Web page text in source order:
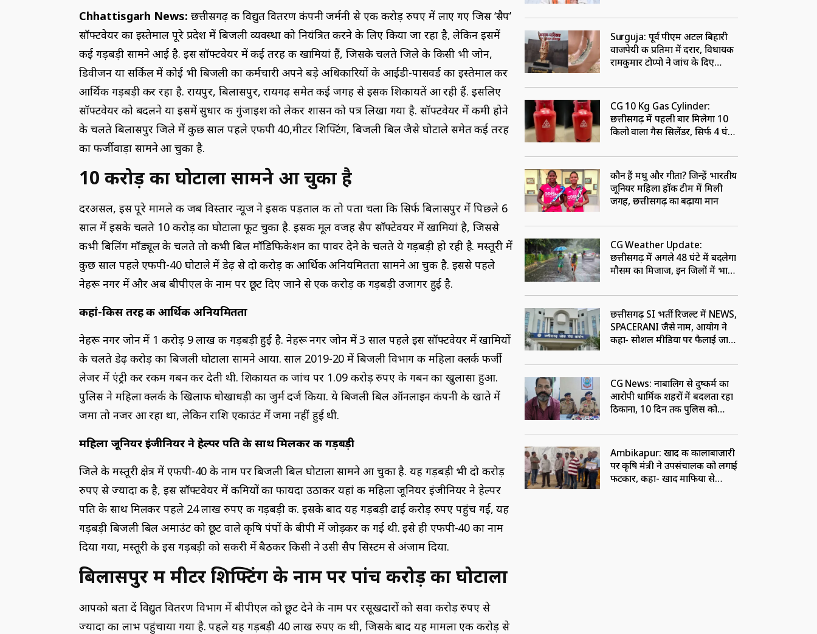
Chhattisgarh News: छत्तीसगढ़ की विद्युत वितरण कंपनी जर्मनी से एक करोड़ रुपए में लाए गए जिस ‘सैप’
सॉफ्टवेयर का इस्तेमाल पूरे प्रदेश में बिजली व्यवस्था को नियंत्रित करने के लिए किया जा रहा है, लेकिन इसमें
कई गड़बड़ी सामने आई है. इस सॉफ्टवेयर में कई तरह की खामियां हैं, जिसके चलते जिले के किसी भी जोन,
डिवीजन या सर्किल में कोई भी बिजली का कर्मचारी अपने बड़े अधिकारियों के आईडी-पासवर्ड का इस्तेमाल कर
आर्थिक गड़बड़ी कर रहा है. रायपुर, बिलासपुर, रायगढ़ समेत कई जगह से इसकी शिकायतें आ रही हैं. इसलिए
सॉफ्टवेयर को बदलने या इसमें सुधार की गुंजाइश को लेकर शासन को पत्र लिखा गया है. सॉफ्टवेयर में कमी होने
के चलते बिलासपुर जिले में कुछ साल पहले एफपी 40,मीटर शिफ्टिंग, बिजली बिल जैसे घोटाले समेत कई तरह
का फर्जीवाड़ा सामने आ चुका है.
10 करोड़ का घोटाला सामने आ चुका है
दरअसल, इस पूरे मामले की जब विस्तार न्यूज ने इसकी पड़ताल की तो पता चला कि सिर्फ बिलासपुर में पिछले 6
साल में इसके चलते 10 करोड़ का घोटाला फूट चुका है. इसकी मूल वजह सैप सॉफ्टेवयर में खामियां है, जिससे
कभी बिलिंग मॉड्यूल के चलते तो कभी बिल मॉडिफिकेशन का पावर देने के चलते ये गड़बड़ी हो रही है. मस्तूरी में
कुछ साल पहले एफपी-40 घोटाले में डेढ़ से दो करोड़ की आर्थिक अनियमितता सामने आ चुकी है. इससे पहले
नेहरू नगर में और अब बीपीएल के नाम पर छूट दिए जाने से एक करोड़ की गड़बड़ी उजागर हुई है.
कहां-किस तरह की आर्थिक अनियमितता
नेहरू नगर जोन में 1 करोड़ 9 लाख की गड़बड़ी हुई है. नेहरू नगर जोन में 3 साल पहले इस सॉफ्टवेयर में खामियों
के चलते डेढ़ करोड़ का बिजली घोटाला सामने आया. साल 2019-20 में बिजली विभाग की महिला क्लर्क फर्जी
लेजर में एंट्री कर रकम गबन कर देती थी. शिकायत की जांच पर 1.09 करोड़ रुपए के गबन का खुलासा हुआ.
पुलिस ने महिला क्लर्क के खिलाफ धोखाधड़ी का जुर्म दर्ज किया. ये बिजली बिल ऑनलाइन कंपनी के खाते में
जमा तो नजर आ रहा था, लेकिन राशि एकाउंट में जमा नहीं हुई थी.
महिला जूनियर इंजीनियर ने हेल्पर पति के साथ मिलकर की गड़बड़ी
जिले के मस्तूरी क्षेत्र में एफपी-40 के नाम पर बिजली बिल घोटाला सामने आ चुका है. यह गड़बड़ी भी दो करोड़
रुपए से ज्यादा की है, इस सॉफ्टवेयर में कमियों का फायदा उठाकर यहां की महिला जूनियर इंजीनियर ने हेल्पर
पति के साथ मिलकर पहले 24 लाख रुपए की गड़बड़ी की. इसके बाद यह गड़बड़ी ढाई करोड़ रुपए पहुंच गई, यह
गड़बड़ी बिजली बिल अमाउंट को छूट वाले कृषि पंपों के बीपी में जोड़कर की गई थी. इसे ही एफपी-40 का नाम
दिया गया, मस्तूरी के इस गड़बड़ी को सकरी में बैठकर किसी ने उसी सैप सिस्टम से अंजाम दिया.
बिलासपुर में मीटर शिफ्टिंग के नाम पर पांच करोड़ का घोटाला
आपको बता दें विद्युत वितरण विभाग में बीपीएल को छूट देने के नाम पर रसूखदारों को सवा करोड़ रुपए से
ज्यादा का लाभ पहुंचाया गया है. पहले यह गड़बड़ी 40 लाख रुपए की थी, जिसके बाद यह मामला एक करोड़ से
Surguja: पूर्व पीएम अटल बिहारी
वाजपेयी की प्रतिमा में दरार, विधायक
रामकुमार टोप्पो ने जांच के दिए
CG 10 Kg Gas Cylinder:
छत्तीसगढ़ में पहली बार मिलेगा 10
किलो वाला गैस सिलेंडर, सिर्फ 4 घंटे
बुकिंग
कौन हैं मधु और गीता? जिन्हें भारतीय
जूनियर महिला हॉकी टीम में मिली
जगह, छत्तीसगढ़ का बढ़ाया मान
CG Weather Update:
छत्तीसगढ़ में अगले 48 घंटे में बदलेगा
मौसम का मिजाज, इन जिलों में भारी
छत्तीसगढ़ SI भर्ती रिजल्ट में NEWS,
SPACERANI जैसे नाम, आयोग ने
कहा- सोशल मीडिया पर फैलाई जा
CG News: नाबालिग से दुष्कर्म का
आरोपी धार्मिक शहरों में बदलता रहा
ठिकाना, 10 दिन तक पुलिस को
Ambikapur: खाद की कालाबाजारी
पर कृषि मंत्री ने उपसंचालक को लगाई
फटकार, कहा- खाद माफिया से